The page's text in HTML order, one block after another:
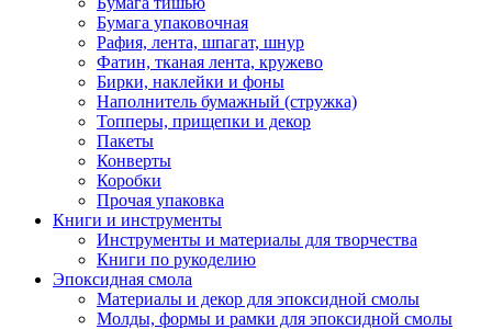
Бумага упаковочная
Рафия, лента, шпагат, шнур
Фатин, тканая лента, кружево
Бирки, наклейки и фоны
Наполнитель бумажный (стружка)
Топперы, прищепки и декор
Пакеты
Конверты
Коробки
Прочая упаковка
Книги и инструменты
Инструменты и материалы для творчества
Книги по рукоделию
Эпоксидная смола
Материалы и декор для эпоксидной смолы
Молды, формы и рамки для эпоксидной смолы